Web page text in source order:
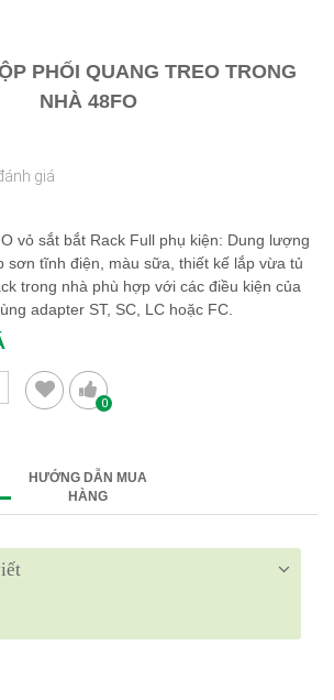
PHỐI QUANG TREO TRONG
NHÀ 48FO
giá
vỏ sắt bắt Rack Full phụ kiện: Dung lượng
sơn tĩnh điện, màu sữa, thiết kế lắp vừa tủ
trong nhà phù hợp với các điều kiện của
adapter ST, SC, LC hoặc FC.
0
HƯỚNG DẪN MUA
HÀNG